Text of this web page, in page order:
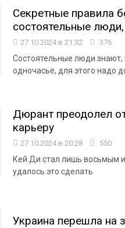
Секретные правила
состоятельные
27.10.2024 в 21:32 376
Состоятельные люди знают,
одночасье, для этого надо
Дюрант преодолел
карьеру
27.10.2024 в 20:28 550
Кей Ди стал лишь восьмым
удалось это сделать
Украина перешла на